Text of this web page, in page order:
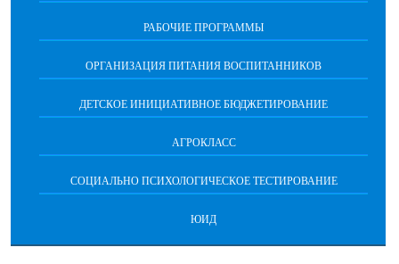
РАБОЧИЕ ПРОГРАММЫ
ОРГАНИЗАЦИЯ ПИТАНИЯ ВОСПИТАННИКОВ
ДЕТСКОЕ ИНИЦИАТИВНОЕ БЮДЖЕТИРОВАНИЕ
АГРОКЛАСС
СОЦИАЛЬНО ПСИХОЛОГИЧЕСКОЕ ТЕСТИРОВАНИЕ
ЮИД